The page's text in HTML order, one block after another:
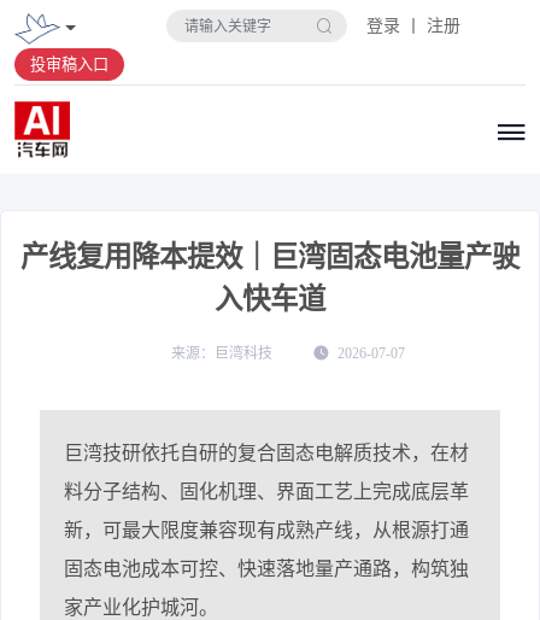
登录 丨 注册
投审稿入口
产线复用降本提效｜巨湾固态电池量产驶
入快车道
巨湾科技 2026-07-07
巨湾技研依托自研的复合固态电解质技术，在材
料分子结构、固化机理、界面工艺上完成底层革
新，可最大限度兼容现有成熟产线，从根源打通
固态电池成本可控、快速落地量产通路，构筑独
家产业化护城河。